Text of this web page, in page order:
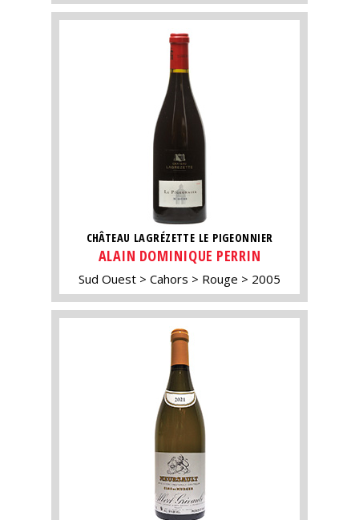
CHÂTEAU LAGRÉZETTE LE PIGEONNIER
ALAIN DOMINIQUE PERRIN
Sud Ouest Cahors Rouge 2005